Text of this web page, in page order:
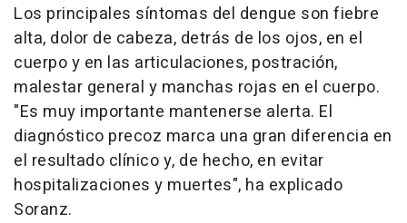
Los principales síntomas del dengue son fiebre
alta, dolor de cabeza, detrás de los ojos, en el
cuerpo y en las articulaciones, postración,
malestar general y manchas rojas en el cuerpo.
"Es muy importante mantenerse alerta. El
diagnóstico precoz marca una gran diferencia en
el resultado clínico y, de hecho, en evitar
hospitalizaciones y muertes", ha explicado
Soranz.